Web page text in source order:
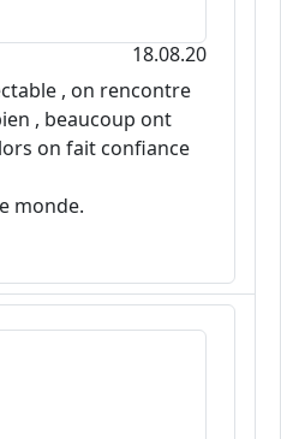
18.08.20
, on rencontre
, beaucoup ont
on fait confiance
monde.